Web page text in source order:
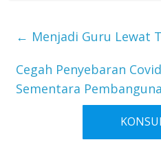
← Menjadi Guru Lewat
Cegah Penyebaran
Sementara